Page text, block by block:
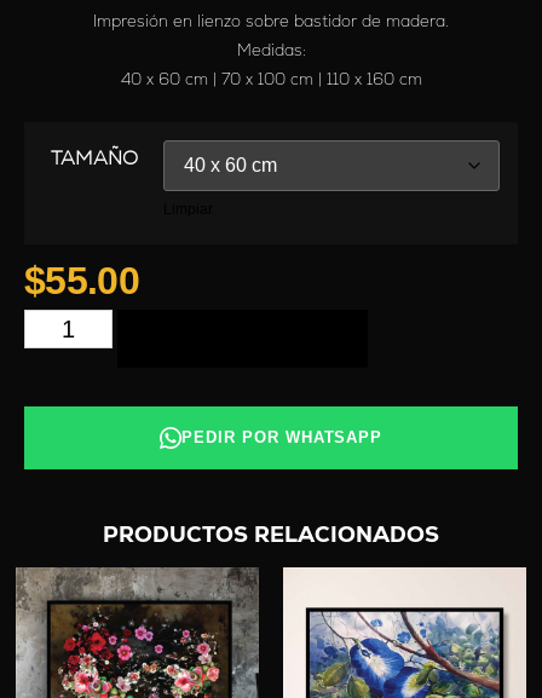
Impresión en lienzo sobre bastidor de madera.
Medidas:
40 x 60 cm | 70 x 100 cm | 110 x 160 cm
TAMAÑO
$55.00
PEDIR POR WHATSAPP
PRODUCTOS RELACIONADOS